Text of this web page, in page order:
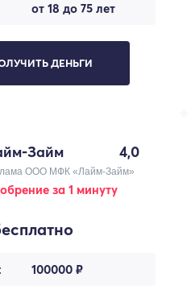
от 18 до 75 лет
ДЕНЬГИ
Займ 4,0
ООО МФК «Лайм-Займ»
за 1 минуту
100000 ₽